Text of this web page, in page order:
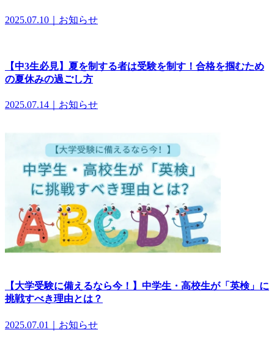
2025.07.10｜お知らせ
【中3生必見】夏を制する者は受験を制す！合格を掴むため
の夏休みの過ごし方
2025.07.14｜お知らせ
【大学受験に備えるなら今！】中学生・高校生が「英検」に
挑戦すべき理由とは？
2025.07.01｜お知らせ